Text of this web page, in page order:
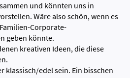
und könnten uns in
Wäre also schön, wenn es
Corporate-
geben könnte.
kreativen Ideen, die diese
klassisch/edel sein. Ein bisschen